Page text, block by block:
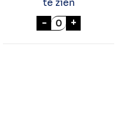
6x75cl
- O2LIFE
+